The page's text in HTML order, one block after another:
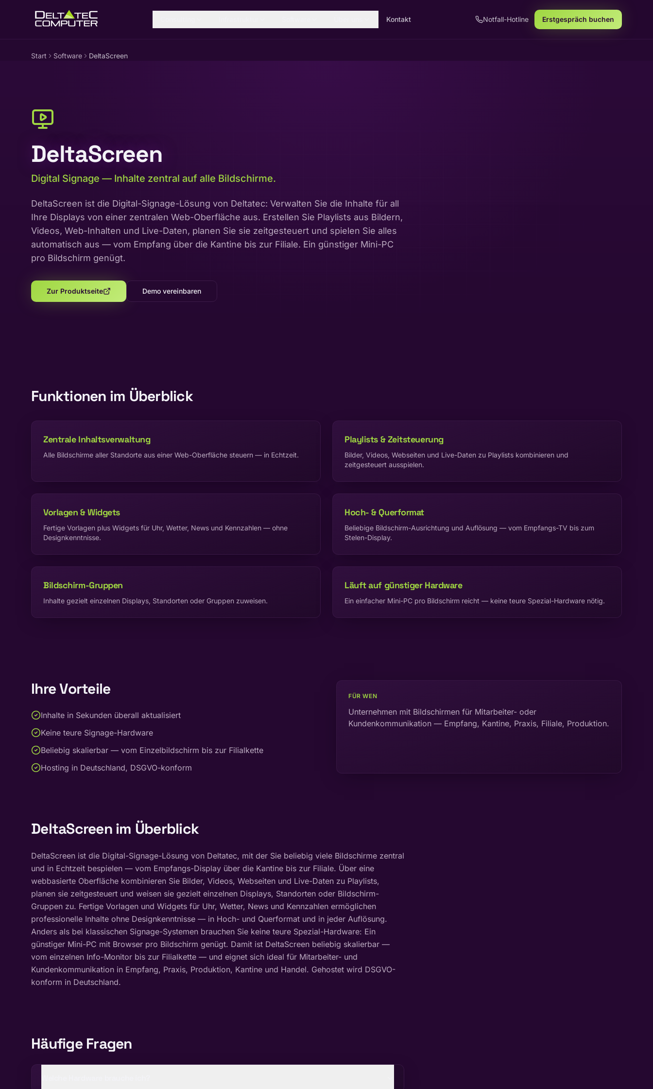
Kontakt Notfall-Hotline Erstgespräch buchen
Start Software DeltaScreen
DeltaScreen
Digital Signage — Inhalte zentral auf alle Bildschirme.
DeltaScreen ist die Digital-Signage-Lösung von Deltatec: Verwalten Sie die Inhalte für all
Ihre Displays von einer zentralen Web-Oberfläche aus. Erstellen Sie Playlists aus Bildern,
Videos, Web-Inhalten und Live-Daten, planen Sie sie zeitgesteuert und spielen Sie alles
automatisch aus — vom Empfang über die Kantine bis zur Filiale. Ein günstiger Mini-PC
pro Bildschirm genügt.
Zur Produktseite Demo vereinbaren
Funktionen im Überblick
Zentrale Inhaltsverwaltung
Alle Bildschirme aller Standorte aus einer Web-Oberfläche steuern — in Echtzeit.
Playlists & Zeitsteuerung
Bilder, Videos, Webseiten und Live-Daten zu Playlists kombinieren und
zeitgesteuert ausspielen.
Vorlagen & Widgets
Fertige Vorlagen plus Widgets für Uhr, Wetter, News und Kennzahlen — ohne
Designkenntnisse.
Hoch- & Querformat
Beliebige Bildschirm-Ausrichtung und Auflösung — vom Empfangs-TV bis zum
Stelen-Display.
Bildschirm-Gruppen
Inhalte gezielt einzelnen Displays, Standorten oder Gruppen zuweisen.
Läuft auf günstiger Hardware
Ein einfacher Mini-PC pro Bildschirm reicht — keine teure Spezial-Hardware nötig.
Ihre Vorteile
Inhalte in Sekunden überall aktualisiert
Keine teure Signage-Hardware
Beliebig skalierbar — vom Einzelbildschirm bis zur Filialkette
Hosting in Deutschland, DSGVO-konform
FÜR WEN
Unternehmen mit Bildschirmen für Mitarbeiter- oder
Kundenkommunikation — Empfang, Kantine, Praxis, Filiale, Produktion.
DeltaScreenim Überblick
DeltaScreen ist die Digital-Signage-Lösung von Deltatec, mit der Sie beliebig viele Bildschirme zentral
und in Echtzeit bespielen — vom Empfangs-Display über die Kantine bis zur Filiale. Über eine
webbasierte Oberfläche kombinieren Sie Bilder, Videos, Webseiten und Live-Daten zu Playlists,
planen sie zeitgesteuert und weisen sie gezielt einzelnen Displays, Standorten oder Bildschirm-
Gruppen zu. Fertige Vorlagen und Widgets für Uhr, Wetter, News und Kennzahlen ermöglichen
professionelle Inhalte ohne Designkenntnisse — in Hoch- und Querformat und in jeder Auflösung.
Anders als bei klassischen Signage-Systemen brauchen Sie keine teure Spezial-Hardware: Ein
günstiger Mini-PC mit Browser pro Bildschirm genügt. Damit ist DeltaScreen beliebig skalierbar —
vom einzelnen Info-Monitor bis zur Filialkette — und eignet sich ideal für Mitarbeiter- und
Kundenkommunikation in Empfang, Praxis, Produktion, Kantine und Handel. Gehostet wird DSGVO-
konform in Deutschland.
Häufige Fragen